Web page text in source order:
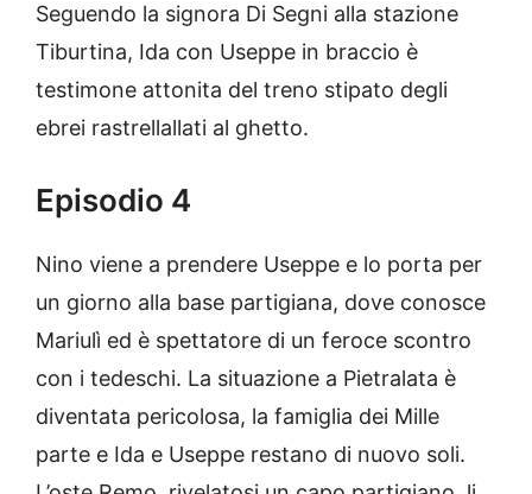
Seguendo la signora Di Segni alla stazione
Tiburtina, Ida con Useppe in braccio è
testimone attonita del treno stipato degli
ebrei rastrellallati al ghetto.
Episodio 4
Nino viene a prendere Useppe e lo porta per
un giorno alla base partigiana, dove conosce
Mariulì ed è spettatore di un feroce scontro
con i tedeschi. La situazione a Pietralata è
diventata pericolosa, la famiglia dei Mille
parte e Ida e Useppe restano di nuovo soli.